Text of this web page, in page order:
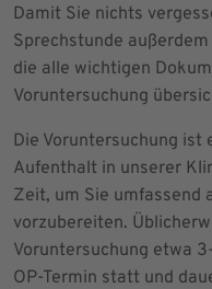
Damit Sie nichts
Sprechstunde
die alle wichtigen
Voruntersuchung
Die Voruntersuchung
Aufenthalt in unserer
Zeit, um Sie umfassend
vorzubereiten.
Voruntersuchung etwa
OP-Termin statt und